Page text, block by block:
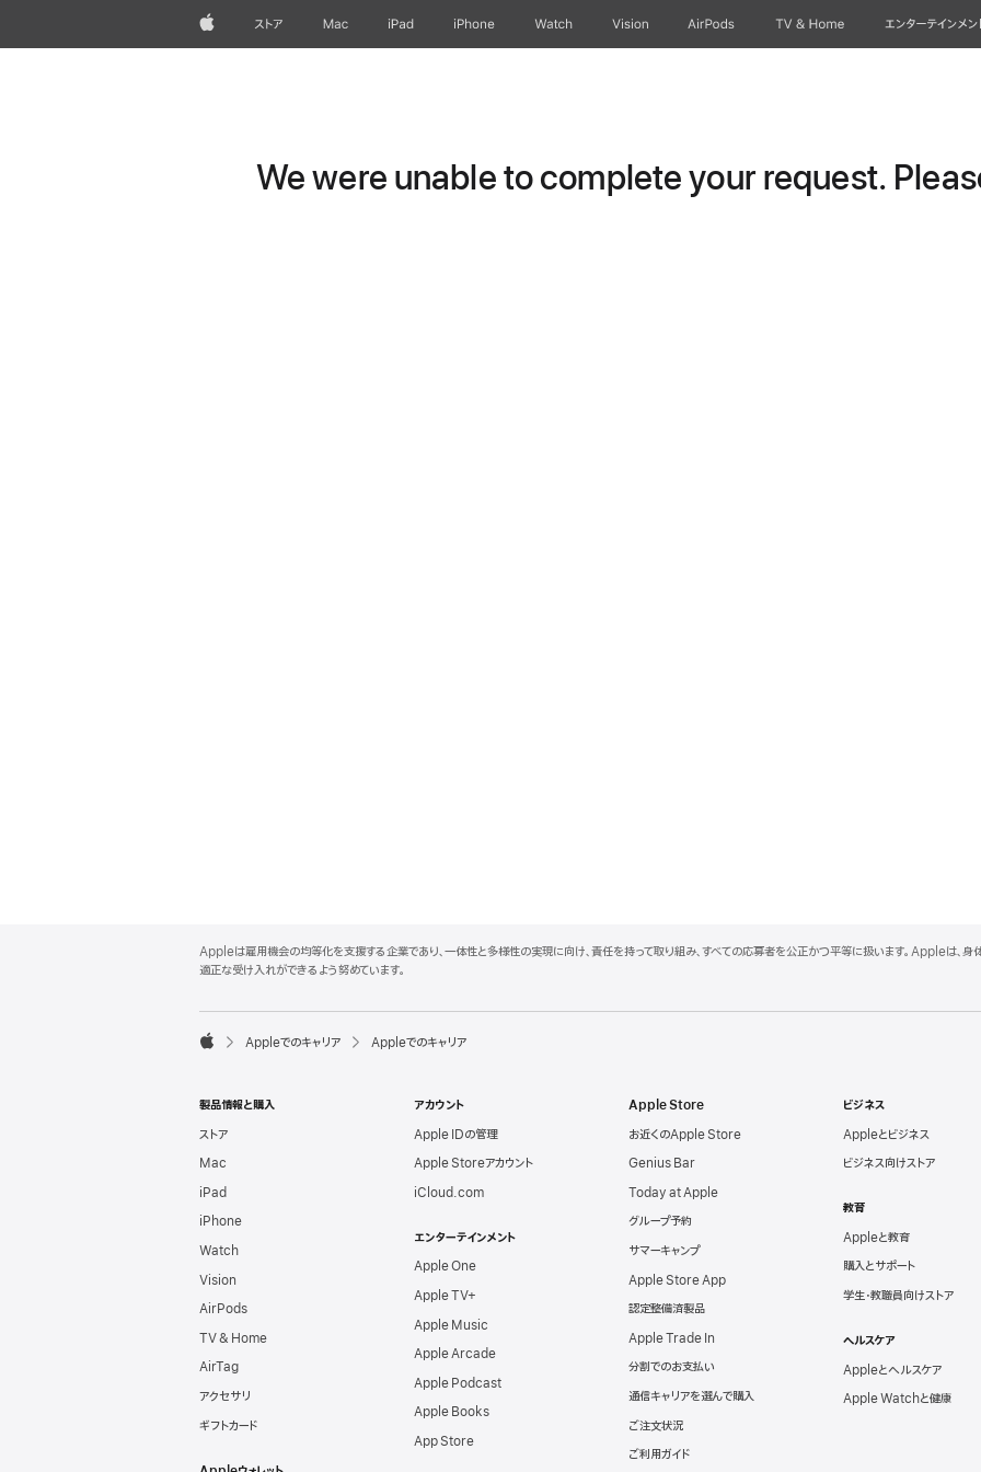
Appleストア Mac iPad iPhone Watch Vision AirPods TV & Home エンターテインメン
We were unable to complete your request.
p
p
e
o
e
Appleは雇用機会の均等化を支援する企業であり、一体性と多様性の実現に向け、責任を持って取り組み、すべての応募者を公正かつ平等に扱います。Appleは、身
適正な受け入れができるよう努めています。

p
l
e
Appleでのキャリア Appleでのキャリア
製品情報と購入
ストア
Mac
iPad
iPhone
Watch
Vision
AirPods
TV & Home
AirTag
アクセサリ
ギフトカード
アカウント
Apple IDの管理
Apple Storeアカウント
iCloud.com
エンターテインメント
Apple One
Apple TV+
Apple Music
Apple Arcade
Apple Podcast
Apple Books
App Store
Apple Store
お近くのApple Store
Genius Bar
Today at Apple
グループ予約
サマーキャンプ
Apple Store App
認定整備済製品
Apple Trade In
分割でのお支払い
通信キャリアを選んで購入
ご注文状況
ご利用ガイド
ビジネス
Appleとビジネス
ビジネス向けストア
教育
Appleと教育
購入とサポート
学生・教職員向けストア
ヘルスケア
Appleとヘルスケア
Apple Watchと健康